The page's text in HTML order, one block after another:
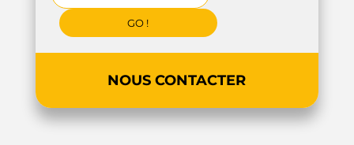
NOUS CONTACTER